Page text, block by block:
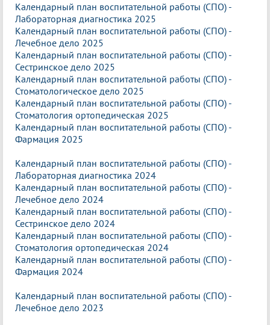
Календарный план воспитательной работы (СПО) -
Лабораторная диагностика 2025
Календарный план воспитательной работы (СПО) -
Лечебное дело 2025
Календарный план воспитательной работы (СПО) -
Сестринское дело 2025
Календарный план воспитательной работы (СПО) -
Стоматологическое дело 2025
Календарный план воспитательной работы (СПО) -
Стоматология ортопедическая 2025
Календарный план воспитательной работы (СПО) -
Фармация 2025
Календарный план воспитательной работы (СПО) -
Лабораторная диагностика 2024
Календарный план воспитательной работы (СПО) -
Лечебное дело 2024
Календарный план воспитательной работы (СПО) -
Сестринское дело 2024
Календарный план воспитательной работы (СПО) -
Стоматология ортопедическая 2024
Календарный план воспитательной работы (СПО) -
Фармация 2024
Календарный план воспитательной работы (СПО) -
Лечебное дело 2023